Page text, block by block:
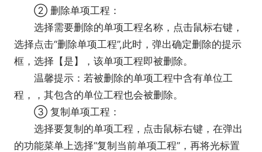
② 删除单项工程：
选择需要删除的单项工程名称，点击鼠标右键，
选择点击“删除单项工程”,此时，弹出确定删除的提示
框，选择【是】，该单项工程即被删除。
温馨提示：若被删除的单项工程中含有单位工
程，，其包含的单位工程也会被删除。
③ 复制单项工程：
选择要复制的单项工程，点击鼠标右键，在弹出
的功能菜单上选择“复制当前单项工程”，再将光标置